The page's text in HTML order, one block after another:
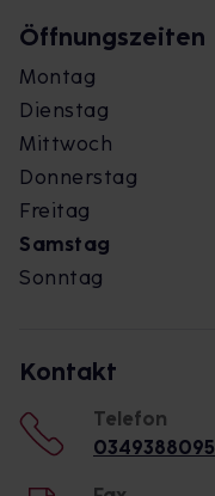
Öffnungszeiten
Montag
Dienstag
Mittwoch
Donnerstag
Freitag
Samstag
Sonntag
Kontakt
Telefon
0349388095